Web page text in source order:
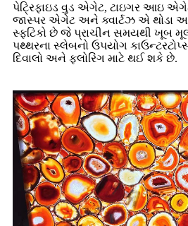
પેટ્રિફાઇડ વુડ એગેટ, ટાઇગર આઇ
જાસ્પર એગેટ અને ક્વાર્ટઝ એ થોડા
સ્ફટિકો છે જે પ્રાચીન સમયથી ખૂબ
પથ્થરના સ્લેબનો ઉપયોગ
દિવાલો અને ફ્લોરિંગ માટે થઈ શકે છે.